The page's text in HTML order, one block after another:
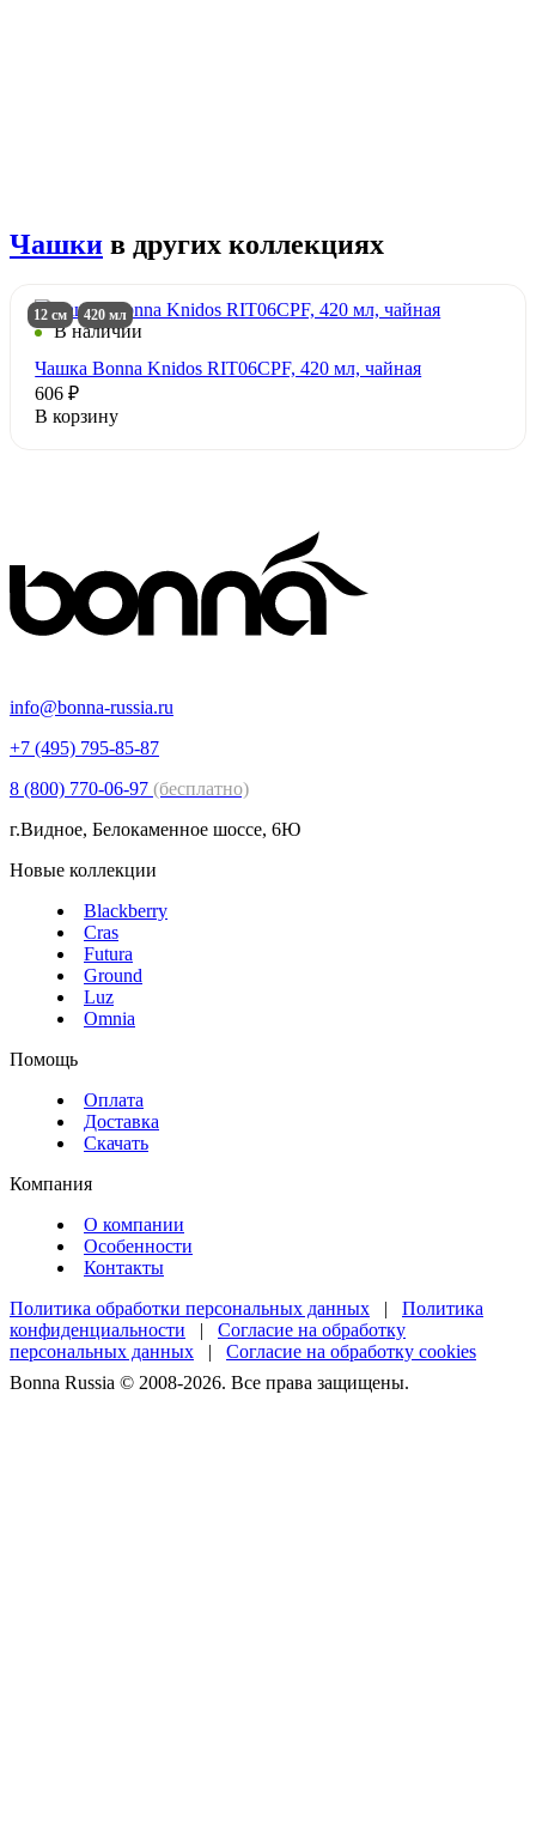
Чашки в других коллекциях
12 см 420 мл
В наличии
Чашка Bonna Knidos RIT06CPF, 420 мл, чайная
606 ₽
В корзину
info@bonna-russia.ru
+7 (495) 795-85-87
8 (800) 770-06-97 (бесплатно)
г.Видное, Белокаменное шоссе, 6Ю
Новые коллекции
Blackberry
Cras
Futura
Ground
Luz
Omnia
Помощь
Оплата
Доставка
Скачать
Компания
О компании
Особенности
Контакты
Политика обработки персональных данных | Политика
конфиденциальности | Согласие на обработку
персональных данных | Согласие на обработку cookies
Bonna Russia © 2008-2026. Все права защищены.